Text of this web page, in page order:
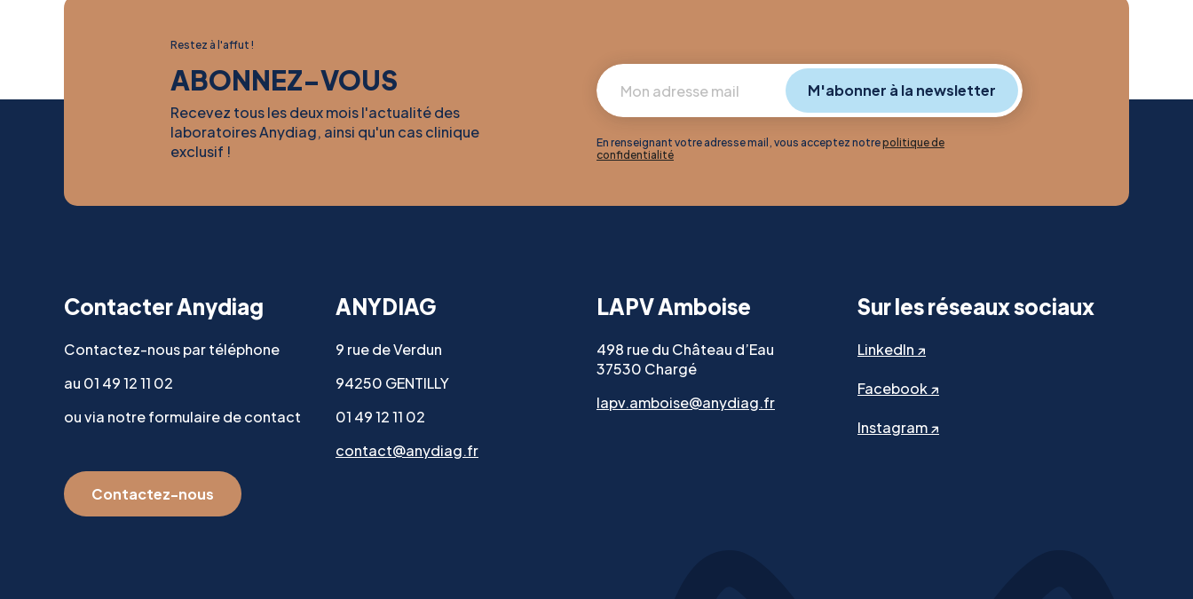
Restez à l'affut !
ABONNEZ-VOUS
Recevez tous les deux mois l'actualité des
laboratoires Anydiag, ainsi qu'un cas clinique
exclusif !
En renseignant votre adresse mail, vous acceptez notrepolitique de
confidentialité
Contacter Anydiag
Contactez-nous par téléphone
au 01 49 12 11 02
ou via notre formulaire de contact
Contactez-nous
ANYDIAG
9 rue de Verdun
94250 GENTILLY
01 49 12 11 02
contact@anydiag.fr
LAPV Amboise
498 rue du Château d’Eau
37530 Chargé
lapv.amboise@anydiag.fr
Sur les réseaux sociaux
LinkedIn ↗
Facebook ↗
Instagram ↗